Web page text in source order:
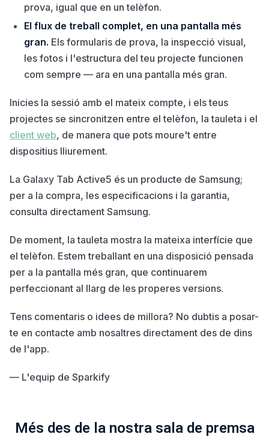
prova, igual que en un telèfon.
El flux de treball complet, en una pantalla més
gran. Els formularis de prova, la inspecció visual,
les fotos i l'estructura del teu projecte funcionen
com sempre — ara en una pantalla més gran.
Inicies la sessió amb el mateix compte, i els teus
projectes se sincronitzen entre el telèfon, la tauleta i el
client web, de manera que pots moure't entre
dispositius lliurement.
La Galaxy Tab Active5 és un producte de Samsung;
per a la compra, les especificacions i la garantia,
consulta directament Samsung.
De moment, la tauleta mostra la mateixa interfície que
el telèfon. Estem treballant en una disposició pensada
per a la pantalla més gran, que continuarem
perfeccionant al llarg de les properes versions.
Tens comentaris o idees de millora? No dubtis a posar-
te en contacte amb nosaltres directament des de dins
de l'app.
— L'equip de Sparkify
Més des de la nostra sala de premsa